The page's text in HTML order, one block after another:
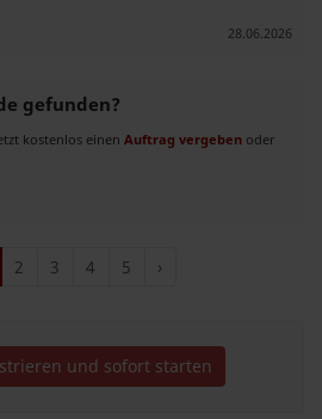
28.06.2026
gefunden?
kostenlos einen Auftrag vergeben oder
2 3 4 5 ›
und sofort starten